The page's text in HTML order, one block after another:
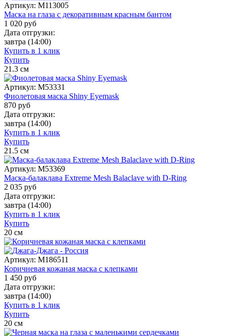
Артикул: M113005
Маска на глаза с декоративным красным бантом
1 020 руб
Дата отгрузки:
завтра (14:00)
Купить в 1 клик
Купить
21.3 см
Артикул: M53331
Фиолетовая маска Shiny Eyemask
870 руб
Дата отгрузки:
завтра (14:00)
Купить в 1 клик
Купить
21.5 см
Артикул: M53369
Маска-балаклава Extreme Mesh Balaclave with D-Ring
2 035 руб
Дата отгрузки:
завтра (14:00)
Купить в 1 клик
Купить
20 см
Артикул: M186511
Коричневая кожаная маска с клепками
1 450 руб
Дата отгрузки:
завтра (14:00)
Купить в 1 клик
Купить
20 см